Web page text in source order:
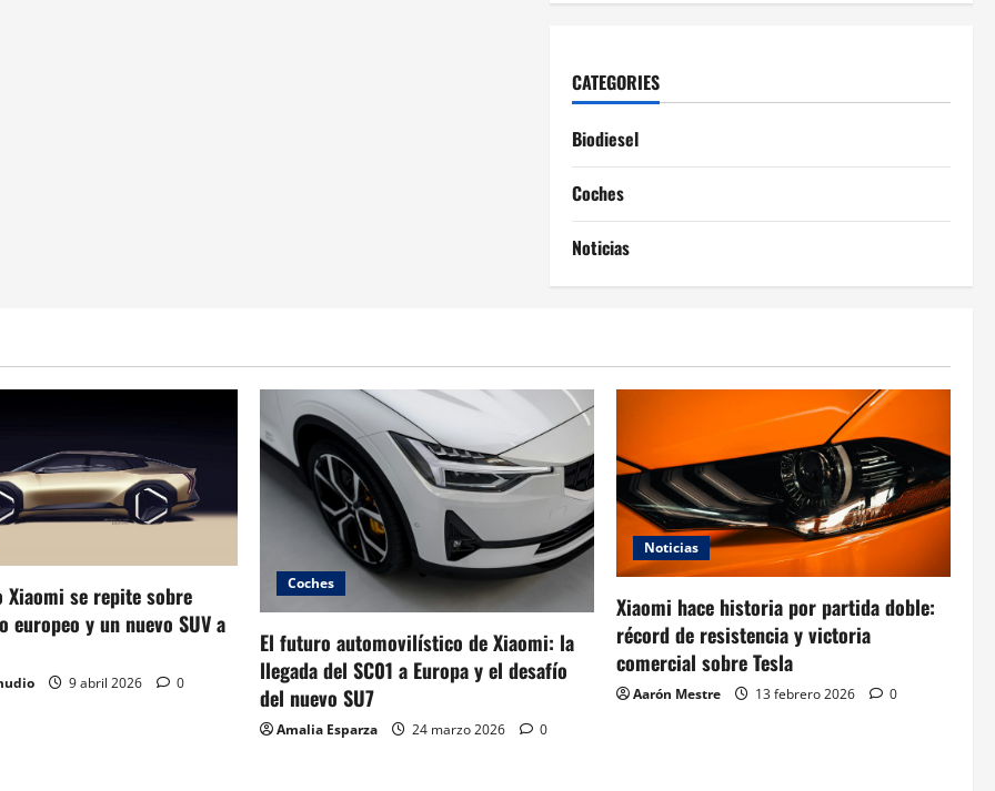
CATEGORIES
Biodiesel
Coches
Noticias
Xiaomi se repite sobre
europeo y un nuevo SUV a
9 abril 2026 0
Coches
El futuro automovilístico de Xiaomi: la
llegada del SC01 a Europa y el desafío
del nuevo SU7
Amalia Esparza 24 marzo 2026 0
Noticias
Xiaomi hace historia por partida doble:
récord de resistencia y victoria
comercial sobre Tesla
Aarón Mestre 13 febrero 2026 0